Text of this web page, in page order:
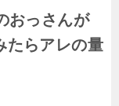
おっさんが
たらアレの量